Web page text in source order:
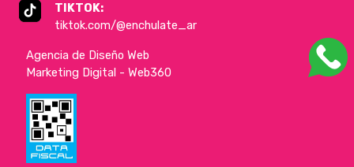
TIKTOK:
tiktok.com/@enchulate_ar
Agencia de Diseño Web
Marketing Digital - Web360